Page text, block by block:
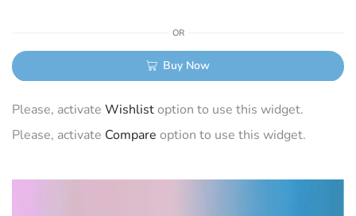
OR
Buy Now
Please, activate Wishlistoption to use this widget.
Please, activate Compare option to use this widget.